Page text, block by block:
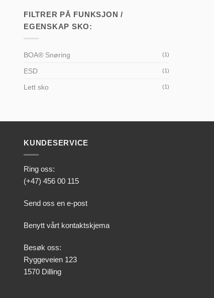
FILTRER PÅ FUNKSJON /
EGENSKAP SKO:
BOA® Snøring (1)
ESD (1)
Lett sko (1)
KUNDESERVICE
Ring oss:
(+47) 456 00 115
Send oss en e-post
Benytt vårt kontaktskjema
Besøk oss:
Ryggeveien 123
1570 Dilling